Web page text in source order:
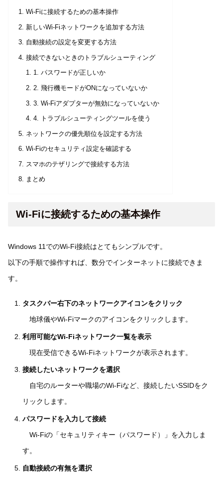
Wi-Fiに接続するための基本操作
新しいWi-Fiネットワークを追加する方法
自動接続の設定を変更する方法
接続できないときのトラブルシューティング
1. パスワードが正しいか
2. 飛行機モードがONになっていないか
3. Wi-Fiアダプターが無効になっていないか
4. トラブルシューティングツールを使う
ネットワークの優先順位を設定する方法
Wi-Fiのセキュリティ設定を確認する
スマホのテザリングで接続する方法
まとめ
Wi-Fiに接続するための基本操作
Windows 11でのWi-Fi接続はとてもシンプルです。
以下の手順で操作すれば、数分でインターネットに接続できま
す。
タスクバー右下のネットワークアイコンをクリック
地球儀やWi-Fiマークのアイコンをクリックします。
利用可能なWi-Fiネットワーク一覧を表示
現在受信できるWi-Fiネットワークが表示されます。
接続したいネットワークを選択
自宅のルーターや職場のWi-Fiなど、接続したいSSIDをク
リックします。
パスワードを入力して接続
Wi-Fiの「セキュリティキー（パスワード）」を入力しま
す。
自動接続の有無を選択